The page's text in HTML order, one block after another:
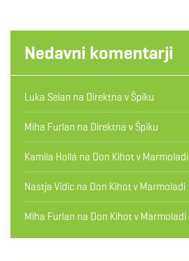
Nedavni komentarji
Luka Selan na Direktna v Špiku
Miha Furlan na Direktna v Špiku
Kamila Hollá na Don Kihot v Marmoladi
Nastja Vidic na Don Kihot v Marmoladi
Miha Furlan na Don Kihot v Marmoladi